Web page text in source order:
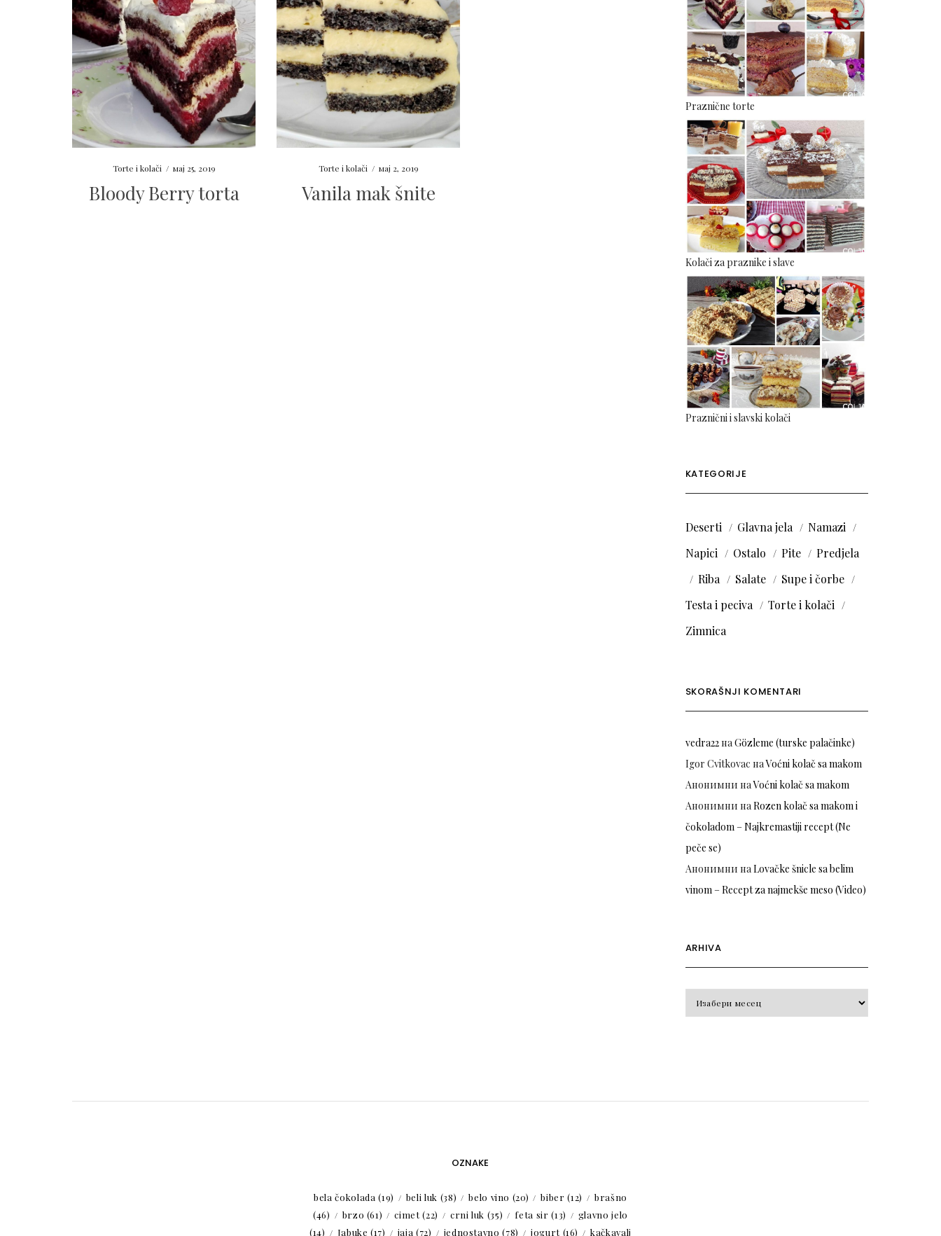
Torte i kolači / мај 25, 2019
Bloody Berry torta
Torte i kolači / мај 2, 2019
Vanila mak šnite
Praznične torte
Kolači za praznike i slave
Praznični i slavski kolači
KATEGORIJE
Deserti Glavna jela
Namazi
Napici
Ostalo Pite
Predjela
Riba
Salate
Supe i čorbe
Testa i peciva
Torte i kolači
Zimnica
SKORAŠNJI KOMENTARI
vedra22наGözleme (turske palačinke)
Igor Cvitkovac наVoćni kolač sa makom
Анонимни наVoćni kolač sa makom
Анонимни наRozen kolač sa makom i
čokoladom – Najkremastiji recept (Ne
peče se)
Анонимни наLovačke šnicle sa belim
vinom – Recept za najmekše meso (Video)
ARHIVA
OZNAKE
bela čokolada (19) beli luk (38) belo vino (20) biber (12)
brašno
(46)
brzo (61) cimet(22) crni luk (35) feta sir (13)
glavno jelo
(14)
Jabuke (17) jaja (72) jednostavno (78) jogurt(16) kačkavalj